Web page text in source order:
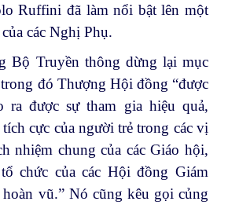
Ruffini đã làm nổi bật lên một
các Nghị Phụ.
Bộ Truyền thông dừng lại mục
đó Thượng Hội đồng “được
ra được sự tham gia hiệu quả,
cực của người trẻ trong các vị
nhiệm chung của các Giáo hội,
chức của các Hội đồng Giám
vũ.” Nó cũng kêu gọi củng